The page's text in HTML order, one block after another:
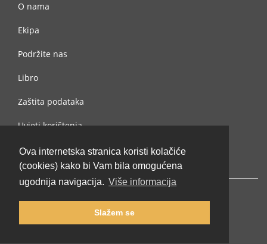
Ova internetska stranica koristi kolačiće
(cookies) kako bi Vam bila omogućena
ugodnija navigacija. Više informacija
Slažem se
O nama
Ekipa
Podržite nas
Libro
Zaštita podataka
Uvjeti korištenja
Kontaktiraj nas
© 2002-2026 lernu.net |Impressum